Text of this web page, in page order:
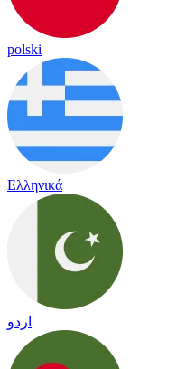
polski
Ελληνικά
اردو